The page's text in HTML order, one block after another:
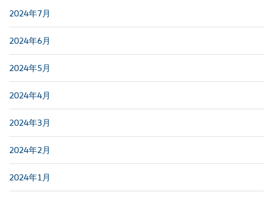
2024年7月
2024年6月
2024年5月
2024年4月
2024年3月
2024年2月
2024年1月